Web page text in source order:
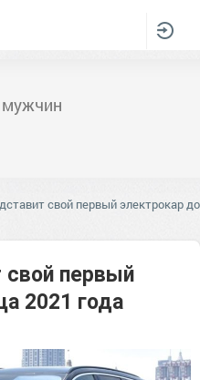
мужчин
свой первый электрокар до
свой первый
2021 года